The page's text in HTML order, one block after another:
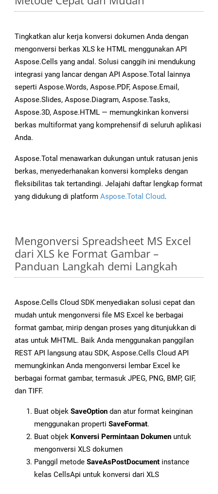
Tingkatkan alur kerja konversi dokumen Anda dengan
mengonversi berkas XLS ke HTML menggunakan API
Aspose.Cells yang andal. Solusi canggih ini mendukung
integrasi yang lancar dengan API Aspose.Total lainnya
seperti Aspose.Words, Aspose.PDF, Aspose.Email,
Aspose.Slides, Aspose.Diagram, Aspose.Tasks,
Aspose.3D, Aspose.HTML — memungkinkan konversi
berkas multiformat yang komprehensif di seluruh aplikasi
Anda.
Aspose.Total menawarkan dukungan untuk ratusan jenis
berkas, menyederhanakan konversi kompleks dengan
fleksibilitas tak tertandingi. Jelajahi daftar lengkap format
yang didukung di platform Aspose.Total Cloud.
Mengonversi Spreadsheet MS Excel
dari XLS ke Format Gambar –
Panduan Langkah demi Langkah
Aspose.Cells Cloud SDK menyediakan solusi cepat dan
mudah untuk mengonversi file MS Excel ke berbagai
format gambar, mirip dengan proses yang ditunjukkan di
atas untuk MHTML. Baik Anda menggunakan panggilan
REST API langsung atau SDK, Aspose.Cells Cloud API
memungkinkan Anda mengonversi lembar Excel ke
berbagai format gambar, termasuk JPEG, PNG, BMP, GIF,
dan TIFF.
Buat objek SaveOption dan atur format keinginan
menggunakan properti SaveFormat.
Buat objek Konversi Permintaan Dokumen untuk
mengonversi XLS dokumen
Panggil metode SaveAsPostDocument instance
kelas CellsApi untuk konversi dari XLS